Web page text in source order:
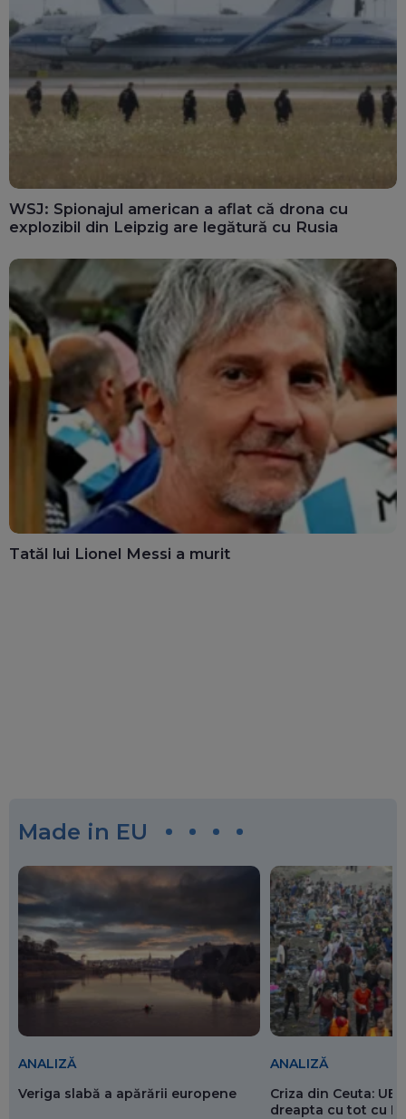
WSJ: Spionajul american a aflat că drona cu
explozibil din Leipzig are legătură cu Rusia
Tatăl lui Lionel Messi a murit
Made in EU
ANALIZĂ
Veriga slabă a apărării europene
ANALIZĂ
Criza din Ceuta: UE
dreapta cu tot cu